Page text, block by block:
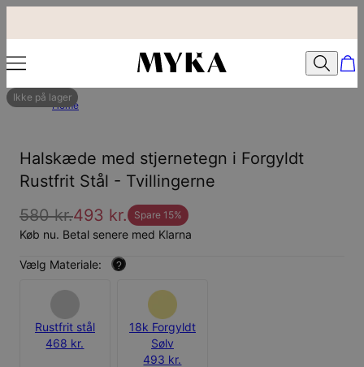
Ikke på lager
Home
Halskæde med stjernetegn i Forgyldt
Rustfrit Stål - Tvillingerne
580 kr.493 kr. Spare 15%
Køb nu. Betal senere med Klarna
Vælg Materiale: ?
Rustfrit stål
468 kr.
18k Forgyldt
Sølv
493 kr.